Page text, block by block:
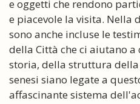
e oggetti che rendono
e piacevole la visita. Nella
sono anche incluse le
della Città che ci aiutano
storia, della struttura
senesi siano legate a
affascinante sistema